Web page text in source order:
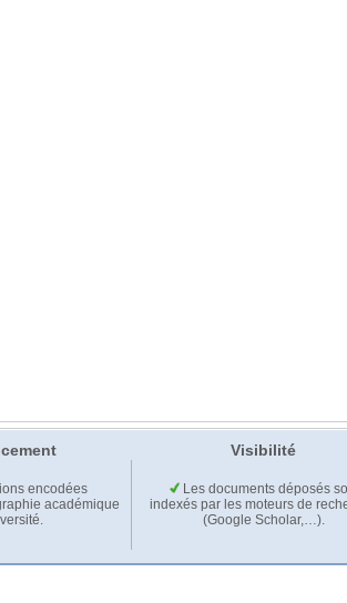
Visibilité
encodées
académique
Les documents déposés
indexés par les moteurs de
(Google Scholar,…).